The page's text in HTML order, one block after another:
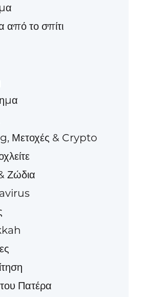
από το σπίτι
Μετοχές & Crypto
Ζώδια
Πατέρα